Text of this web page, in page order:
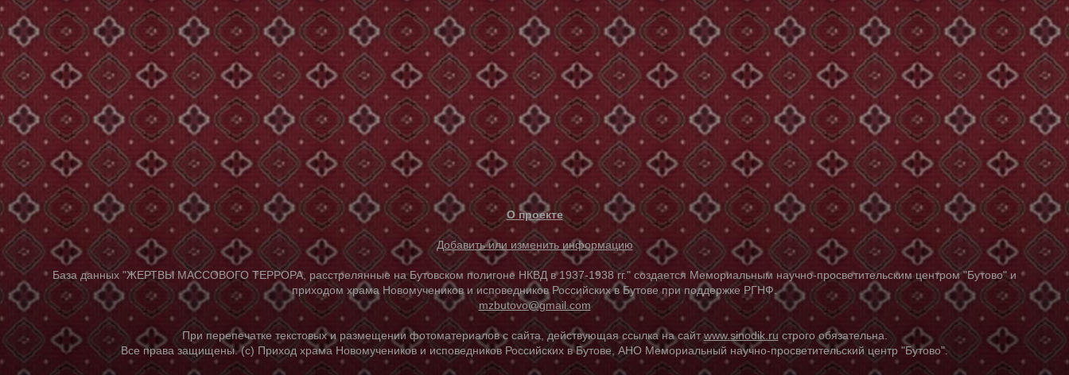
О проекте
Добавить или изменить информацию
База данных "ЖЕРТВЫ МАССОВОГО ТЕРРОРА, расстрелянные на Бутовском полигоне НКВД в 1937-1938 гг." создается Мемориальным научно-просветительским центром "Бутово" и
приходом храма Новомучеников и исповедников Российских в Бутове при поддержке РГНФ.
mzbutovo@gmail.com
При перепечатке текстовых и размещении фотоматериалов с сайта, действующая ссылка на сайтwww.sinodik.ru строго обязательна.
Все права защищены. (с) Приход храма Новомучеников и исповедников Российских в Бутове, АНО Мемориальный научно-просветительский центр "Бутово".